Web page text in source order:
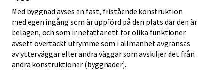
Med byggnad avses en fast, fristående konstruktion
med egen ingång som är uppförd på den plats där den är
belägen, och som innefattar ett för olika funktioner
avsett övertäckt utrymme som i allmänhet avgränsas
av ytterväggar eller andra väggar som avskiljer det från
andra konstruktioner (byggnader).